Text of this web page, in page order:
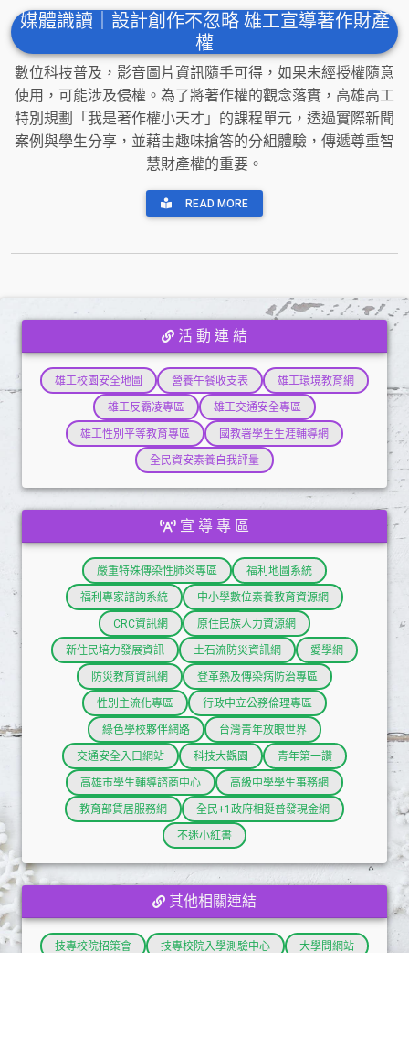
媒體識讀｜設計創作不忽略 雄工宣導著作財產
權
數位科技普及，影音圖片資訊隨手可得，如果未經授權隨意
使用，可能涉及侵權。為了將著作權的觀念落實，高雄高工
特別規劃「我是著作權小天才」的課程單元，透過實際新聞
案例與學生分享，並藉由趣味搶答的分組體驗，傳遞尊重智
慧財產權的重要。
READ MORE
活 動 連 結
雄工校園安全地圖 營養午餐收支表 雄工環境教育網
雄工反霸凌專區 雄工交通安全專區
雄工性別平等教育專區 國教署學生生涯輔導網
全民資安素養自我評量
宣 導 專 區
嚴重特殊傳染性肺炎專區 福利地圖系統
福利專家諮詢系統 中小學數位素養教育資源網
CRC資訊網 原住民族人力資源網
新住民培力發展資訊 土石流防災資訊網 愛學網
防災教育資訊網 登革熱及傳染病防治專區
性別主流化專區 行政中立公務倫理專區
綠色學校夥伴網路 台灣青年放眼世界
交通安全入口網站 科技大觀園 青年第一讚
高雄市學生輔導諮商中心 高級中學學生事務網
教育部賃居服務網 全民+1政府相挺普發現金網
不迷小紅書
其他相關連結
技專校院招策會 技專校院入學測驗中心 大學問網站